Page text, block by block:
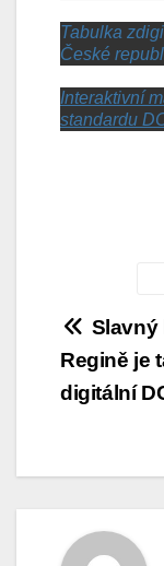
Tabulka
České
Interaktivní
standardu
pro
Slavný
Regině je
digitální